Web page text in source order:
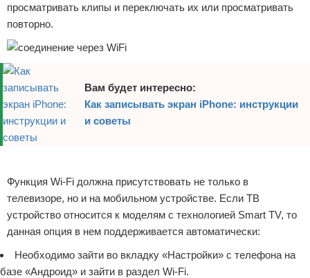
просматривать клипы и переключать их или просматривать
повторно.
Вам будет интересно:
Как записывать экран iPhone: инструкции
и советы
Функция Wi-Fi должна присутствовать не только в
телевизоре, но и на мобильном устройстве. Если ТВ
устройство относится к моделям с технологией Smart TV, то
данная опция в нем поддерживается автоматически:
Необходимо зайти во вкладку «Настройки» с телефона на
базе «Андроид» и зайти в раздел Wi-Fi.